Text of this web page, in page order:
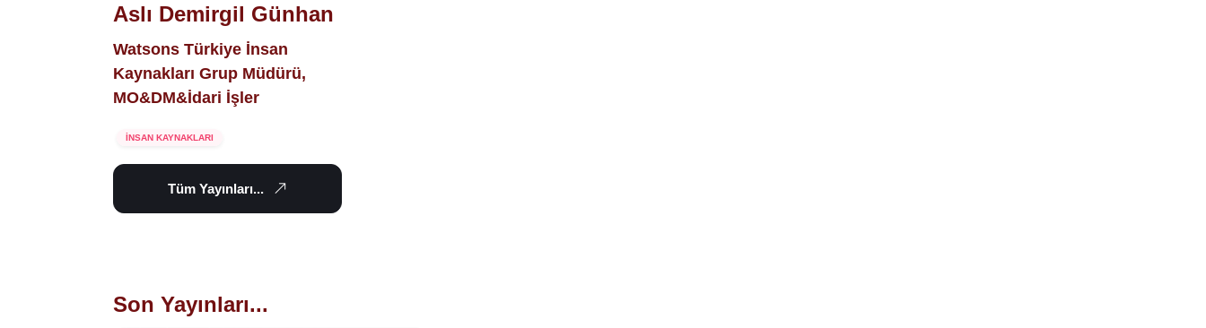
Aslı Demirgil Günhan
Watsons Türkiye İnsan
Kaynakları Grup Müdürü,
MO&DM&İdari İşler
İNSAN KAYNAKLARI
Tüm Yayınları...
Son Yayınları...